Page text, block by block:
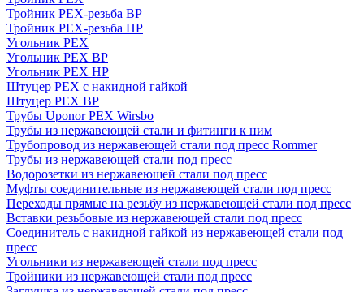
Тройник PEX-резьба ВР
Тройник PEX-резьба НР
Угольник PEX
Угольник PEX ВР
Угольник PEX НР
Штуцер PEX c накидной гайкой
Штуцер PEX ВР
Трубы Uponor PEX Wirsbo
Трубы из нержавеющей стали и фитинги к ним
Трубопровод из нержавеющей стали под пресс Rommer
Трубы из нержавеющей стали под пресс
Водорозетки из нержавеющей стали под пресс
Муфты соединительные из нержавеющей стали под пресс
Переходы прямые на резьбу из нержавеющей стали под пресс
Вставки резьбовые из нержавеющей стали под пресс
Соединитель с накидной гайкой из нержавеющей стали под
пресс
Угольники из нержавеющей стали под пресс
Тройники из нержавеющей стали под пресс